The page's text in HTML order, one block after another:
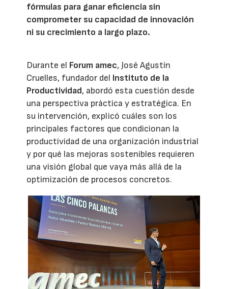
fórmulas para ganar eficiencia sin
comprometer su capacidad de innovación
ni su crecimiento a largo plazo.
Durante el Forum amec, José Agustín
Cruelles, fundador del Instituto de la
Productividad, abordó esta cuestión desde
una perspectiva práctica y estratégica. En
su intervención, explicó cuáles son los
principales factores que condicionan la
productividad de una organización industrial
y por qué las mejoras sostenibles requieren
una visión global que vaya más allá de la
optimización de procesos concretos.